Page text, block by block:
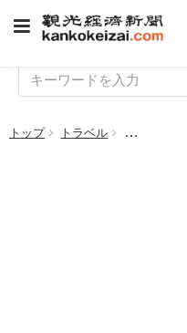
トップ トラベル 阪急交通